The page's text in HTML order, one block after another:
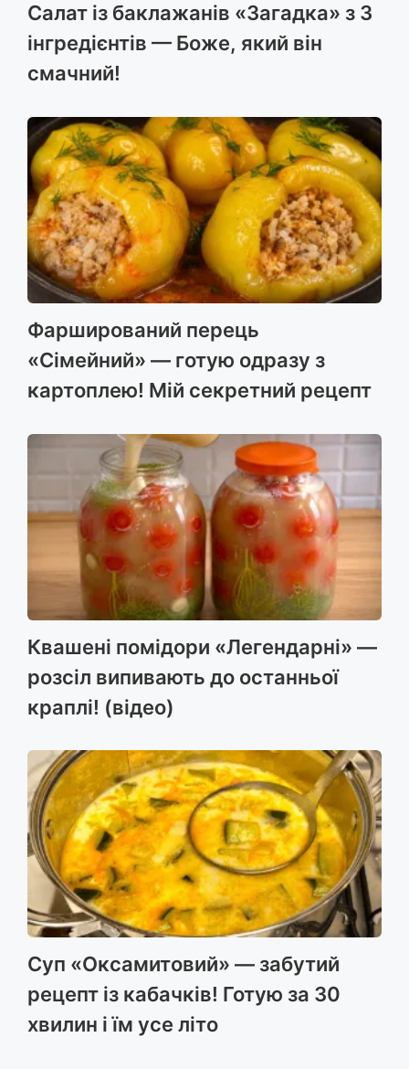
Салат із баклажанів «Загадка» з 3
інгредієнтів — Боже, який він
смачний!
Фарширований перець
«Сімейний» — готую одразу з
картоплею! Мій секретний рецепт
Квашені помідори «Легендарні» —
розсіл випивають до останньої
краплі! (відео)
Суп «Оксамитовий» — забутий
рецепт із кабачків! Готую за 30
хвилин і їм усе літо